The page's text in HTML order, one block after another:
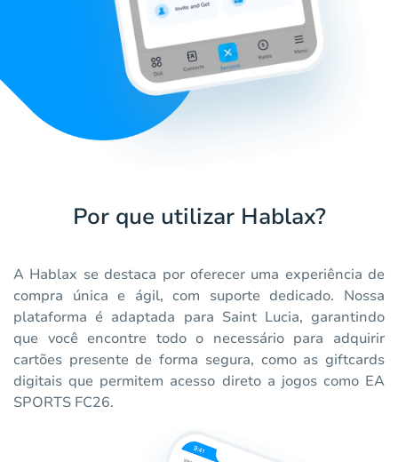
Por que utilizar Hablax?
A Hablax se destaca por oferecer uma experiência de
compra única e ágil, com suporte dedicado. Nossa
plataforma é adaptada para Saint Lucia, garantindo
que você encontre todo o necessário para adquirir
cartões presente de forma segura, como as giftcards
digitais que permitem acesso direto a jogos como EA
SPORTS FC26.